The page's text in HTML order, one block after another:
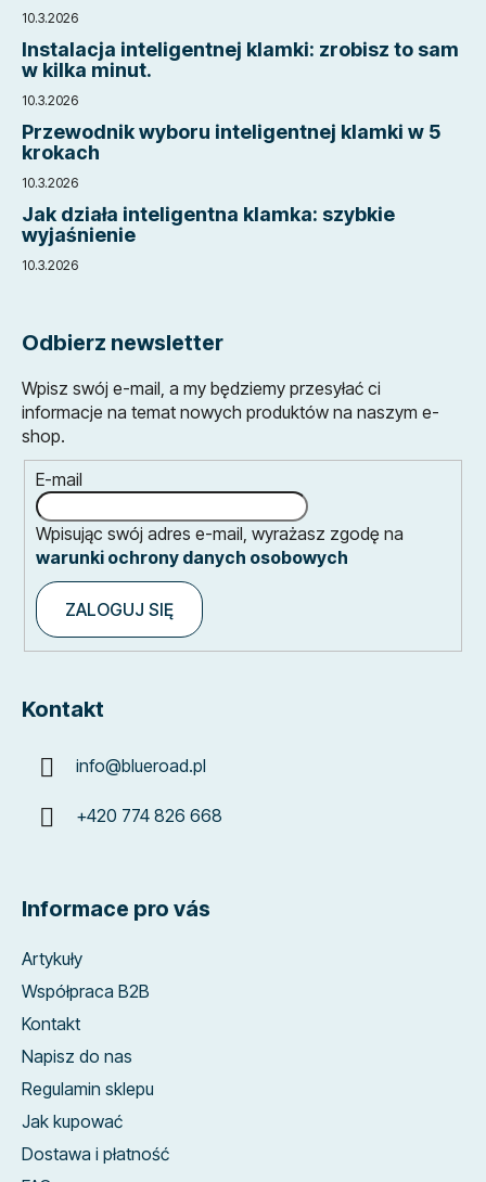
10.3.2026
Instalacja inteligentnej klamki: zrobisz to sam
w kilka minut.
10.3.2026
Przewodnik wyboru inteligentnej klamki w 5
krokach
10.3.2026
Jak działa inteligentna klamka: szybkie
wyjaśnienie
10.3.2026
Odbierz newsletter
Wpisz swój e-mail, a my będziemy przesyłać ci
informacje na temat nowych produktów na naszym e-
shop.
E-mail
Wpisując swój adres e-mail, wyrażasz zgodę na
warunki ochrony danych osobowych
ZALOGUJ SIĘ
Kontakt
info@blueroad.pl
+420 774 826 668
Informace pro vás
Artykuły
Współpraca B2B
Kontakt
Napisz do nas
Regulamin sklepu
Jak kupować
Dostawa i płatność